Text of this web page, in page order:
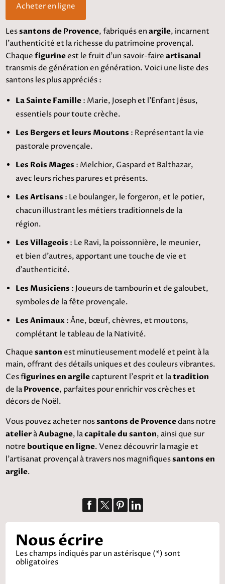
Acheter en ligne
Lessantons de Provence, fabriqués enargile, incarnent
l'authenticité et la richesse du patrimoine provençal.
Chaquefigurineest le fruit d'un savoir-faireartisanal
transmis de génération en génération. Voici une liste des
santons les plus appréciés :
La Sainte Famille : Marie, Joseph et l'Enfant Jésus,
essentiels pour toute crèche.
Les Bergers et leurs Moutons : Représentant la vie
pastorale provençale.
Les Rois Mages : Melchior, Gaspard et Balthazar,
avec leurs riches parures et présents.
Les Artisans : Le boulanger, le forgeron, et le potier,
chacun illustrant les métiers traditionnels de la
région.
Les Villageois : Le Ravi, la poissonnière, le meunier,
et bien d'autres, apportant une touche de vie et
d'authenticité.
Les Musiciens : Joueurs de tambourin et de galoubet,
symboles de la fête provençale.
Les Animaux : Âne, bœuf, chèvres, et moutons,
complétant le tableau de la Nativité.
Chaquesantonest minutieusement modelé et peint à la
main, offrant des détails uniques et des couleurs vibrantes.
Ces figurines en argilecapturent l'esprit et latradition
de la Provence, parfaites pour enrichir vos crèches et
décors de Noël.
Vous pouvez acheter nossantons de Provencedans notre
atelier àAubagne, lacapitale du santon, ainsi que sur
notre boutique en ligne. Venez découvrir la magie et
l'artisanat provençal à travers nos magnifiquessantons en
argile.
Nous écrire
Les champs indiqués par un astérisque (*) sont
obligatoires